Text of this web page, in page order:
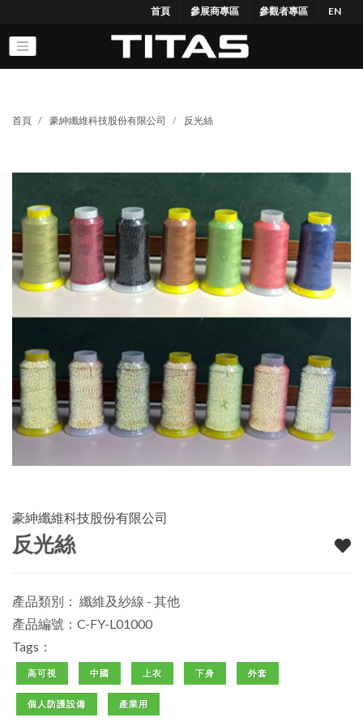
首頁 參展商專區 參觀者專區 EN
首頁 豪紳纖維科技股份有限公司 反光絲
豪紳纖維科技股份有限公司
反光絲
產品類別： 纖維及紗線 - 其他
產品編號：C-FY-L01000
Tags：
高可視 中國 上衣 下身 外套
個人防護設備 產業用